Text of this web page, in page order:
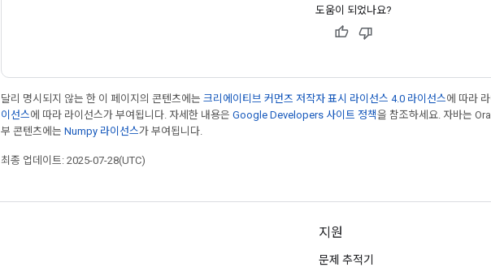
도움이 되었나요?
달리 명시되지 않는 한 이 페이지의 콘텐츠에는 크리에이티브 커먼즈 저작자 표시 라이선스 4.0 라이선스에 따라
이선스에 따라 라이선스가 부여됩니다. 자세한 내용은 Google Developers 사이트 정책을 참조하세요. 자바는
부 콘텐츠에는 Numpy 라이선스가 부여됩니다.
최종 업데이트: 2025-07-28(UTC)
지원
문제 추적기